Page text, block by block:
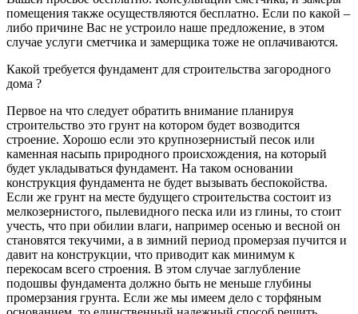
помещения также осуществляются бесплатно. Если по какой –
либо причине Вас не устроило наше предложение, в этом
случае услуги сметчика и замерщика тоже не оплачиваются.
Какой требуется фундамент для строительства загородного
дома ?
Первое на что следует обратить внимание планируя
строительство это грунт на котором будет возводится
строение. Хорошо если это крупнозернистый песок или
каменная насыпь природного происхождения, на который
будет укладываться фундамент. На таком основании
конструкция фундамента не будет вызывать беспокойства.
Если же грунт на месте будущего строительства состоит из
мелкозернистого, пылевидного песка или из глины, то стоит
учесть, что при обилии влаги, например осенью и весной он
становятся текучими, а в зимний период промерзая пучится и
давит на конструкции, что приводит как минимум к
перекосам всего строения. В этом случае заглубление
подошвы фундамента должно быть не меньше глубины
промерзания грунта. Если же мы имеем дело с торфяным